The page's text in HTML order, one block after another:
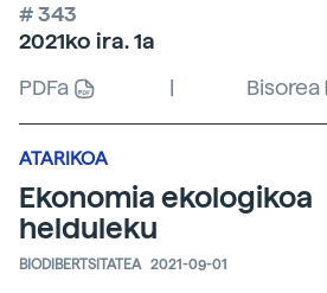
# 343
2021ko ira. 1a
PDFa
| Bisorea
ATARIKOA
Ekonomia ekologikoa
helduleku
BIODIBERTSITATEA 2021-09-01